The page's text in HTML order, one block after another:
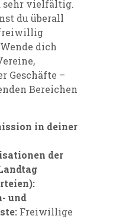
sehr vielfältig.
du überall
freiwillig
dich
Geschäfte –
Bereichen
in deiner
der
und
Freiwillige